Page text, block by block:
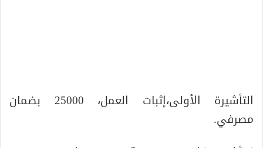
التأشيرة الأولى،إثبات العمل، 25000 بضمان
مصرفي.